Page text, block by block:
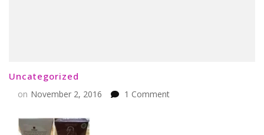
Uncategorized
on November 2, 2016 1 Commenton